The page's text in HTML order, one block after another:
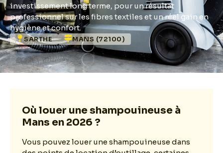
investissement long terme, pour un résultat
professionnel sur les fibres textiles et un réel gain en
hygiène et confort.
SARTHE MANS (72100)
Où louer une shampouineuse à
Mans en 2026 ?
Vous pouvez louer une shampouineuse dans